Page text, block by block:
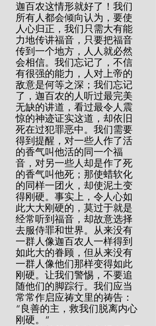
迦百农这情形就好了！我们
所有人都会倾向认为，要使
人心归正，我们只需大有能
力地传讲福音，只要把福音
传到一个地方，人人就必然
会相信。我们忘记了，不信
有很强的能力，人对上帝的
敌意是何等之深；我们忘记
了，迦百农的人听过最完美
无缺的讲道，看过最令人震
惊的神迹证实这道，却依旧
死在过犯罪恶中。我们需要
得到提醒，对一些人作了活
的香气叫他活的同一个福
音，对另一些人却是作了死
的香气叫他死；那使蜡软化
的同样一团火，却使泥土变
得刚硬。事实上，令人心如
此大大刚硬的，莫过于就是
经常听到福音，却故意选择
去服侍罪和世界。从来没有
一群人像迦百农人一样得到
如此大的眷顾，但从来没有
一群人像他们那样变得如此
刚硬。让我们警惕，不要追
随他们的脚踪行。我们应当
常常作启应祷文里的祷告：
“良善的主，救我们脱离内心
刚硬。”